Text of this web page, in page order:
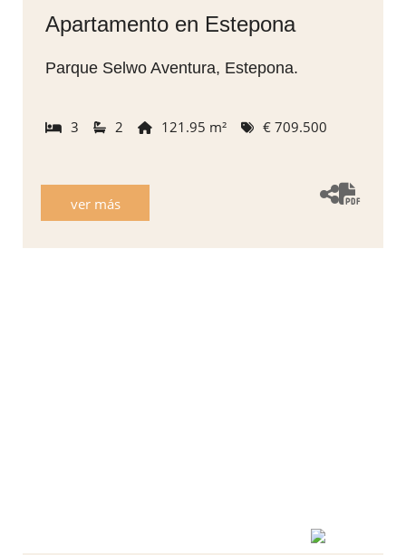
Apartamento en Estepona
Parque Selwo Aventura, Estepona.
3 2 121.95 m² € 709.500
ver más